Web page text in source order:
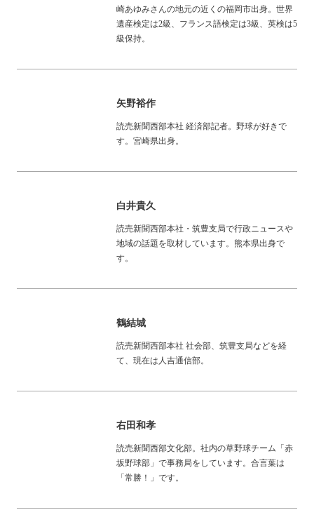
崎あゆみさんの地元の近くの福岡市出身。世界
遺産検定は2級、フランス語検定は3級、英検は5
級保持。
矢野裕作
読売新聞西部本社 経済部記者。野球が好きで
す。宮崎県出身。
白井貴久
読売新聞西部本社・筑豊支局で行政ニュースや
地域の話題を取材しています。熊本県出身で
す。
鶴結城
読売新聞西部本社 社会部、筑豊支局などを経
て、現在は人吉通信部。
右田和孝
読売新聞西部文化部。社内の草野球チーム「赤
坂野球部」で事務局をしています。合言葉は
「常勝！」です。